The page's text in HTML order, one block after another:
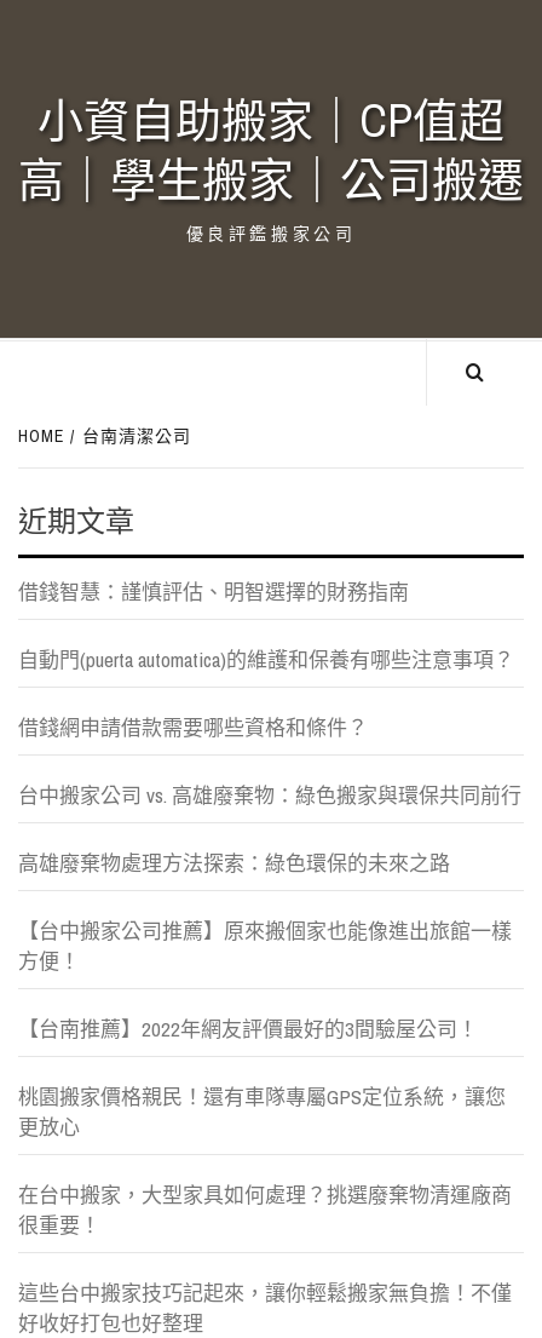
小資自助搬家｜CP值超
高｜學生搬家｜公司搬遷‎
優良評鑑搬家公司
HOME 台南清潔公司
近期文章
借錢智慧：謹慎評估、明智選擇的財務指南
自動門(puerta automatica)的維護和保養有哪些注意事項？
借錢網申請借款需要哪些資格和條件？
台中搬家公司 vs. 高雄廢棄物：綠色搬家與環保共同前行
高雄廢棄物處理方法探索：綠色環保的未來之路
【台中搬家公司推薦】原來搬個家也能像進出旅館一樣
方便！
【台南推薦】2022年網友評價最好的3間驗屋公司！
桃園搬家價格親民！還有車隊專屬GPS定位系統，讓您
更放心
在台中搬家，大型家具如何處理？挑選廢棄物清運廠商
很重要！
這些台中搬家技巧記起來，讓你輕鬆搬家無負擔！不僅
好收好打包也好整理